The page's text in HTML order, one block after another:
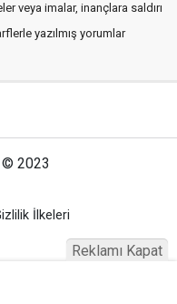
veya imalar, inançlara saldırı
yazılmış yorumlar
© 2023
İlkeleri
Reklamı Kapat